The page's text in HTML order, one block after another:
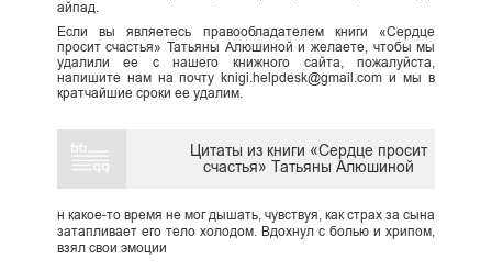
айпад.
Если вы являетесь правообладателем книги «Сердце
просит счастья» Татьяны Алюшиной и желаете, чтобы мы
удалили ее с нашего книжного сайта, пожалуйста,
напишите нам на почту knigi.helpdesk@gmail.com и мы в
кратчайшие сроки ее удалим.
Цитаты из книги «Сердце просит
счастья» Татьяны Алюшиной
н какое-то время не мог дышать, чувствуя, как страх за сына
затапливает его тело холодом. Вдохнул с болью и хрипом,
взял свои эмоции